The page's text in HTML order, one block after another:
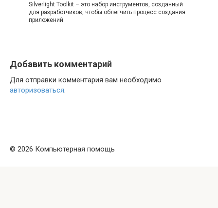
Silverlight Toolkit – это набор инструментов, созданный
для разработчиков, чтобы облегчить процесс создания
приложений
Добавить комментарий
Для отправки комментария вам необходимо
авторизоваться.
© 2026 Компьютерная помощь